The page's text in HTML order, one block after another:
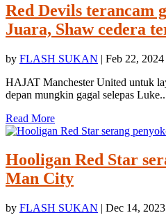
Red Devils terancam
Juara, Shaw cedera
by FLASH SUKAN | Feb 22, 2024
HAJAT Manchester United untuk
depan mungkin gagal selepas
Read More
Hooligan Red Star
Man City
by FLASH SUKAN | Dec 14, 2023